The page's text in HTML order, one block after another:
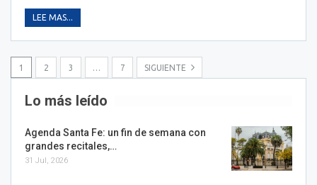
LEE MAS...
1 2 3 … 7 SIGUIENTE
Lo más leído
Agenda Santa Fe: un fin de semana con
grandes recitales,…
31 Jul, 2026